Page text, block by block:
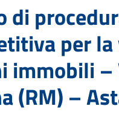
di
per
immobili –
(RM) –